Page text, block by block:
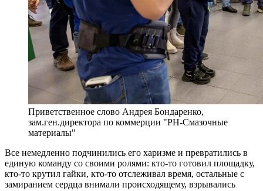
Приветственное слово Андрея Бондаренко,
зам.ген.директора по коммерции "РН-Смазочные
материалы"
Все немедленно подчинились его харизме и превратились в
единую команду со своими ролями: кто-то готовил площадку,
кто-то крутил гайки, кто-то отслеживал время, остальные с
замиранием сердца внимали происходящему, взрывались